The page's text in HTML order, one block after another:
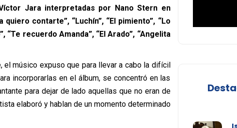
Jara interpretadas por Nano Stern en
quiero contarte”, “Luchín”, “El pimiento”, “Lo
“Te recuerdo Amanda”, “El Arado”, “Angelita
el músico expuso que para llevar a cabo la difícil
incorporarlas en el álbum, se concentró en las
para dejar de lado aquellas que no eran de
elaboró y hablan de un momento determinado